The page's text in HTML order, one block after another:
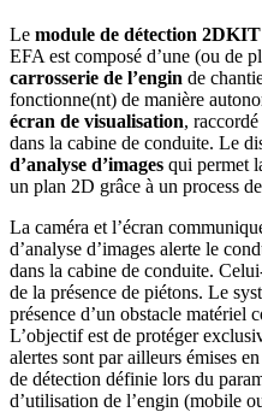
Le module de détection 2DKIT
EFA est composé d’une (ou de
carrosserie de l’engin de
fonctionne(nt) de manière
écran de visualisation,
dans la cabine de conduite. Le
d’analyse d’images qui permet
un plan 2D grâce à un process
La caméra et l’écran
d’analyse d’images alerte le
dans la cabine de conduite.
de la présence de piétons. Le
présence d’un obstacle matériel
L’objectif est de protéger
alertes sont par ailleurs émises
de détection définie lors du
d’utilisation de l’engin (mobile